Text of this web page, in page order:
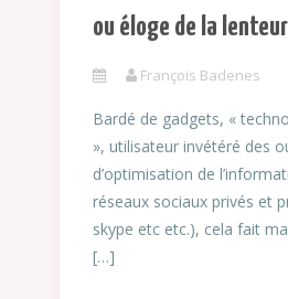
ou éloge de la
François Badenes
Bardé de gadgets, «
», utilisateur invétéré des
d’optimisation de
réseaux sociaux privés et
skype etc etc.), cela fait
[…]